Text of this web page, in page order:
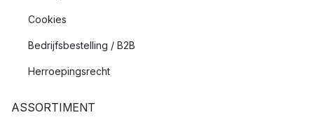
Cookies
Bedrijfsbestelling / B2B
Herroepingsrecht
ASSORTIMENT